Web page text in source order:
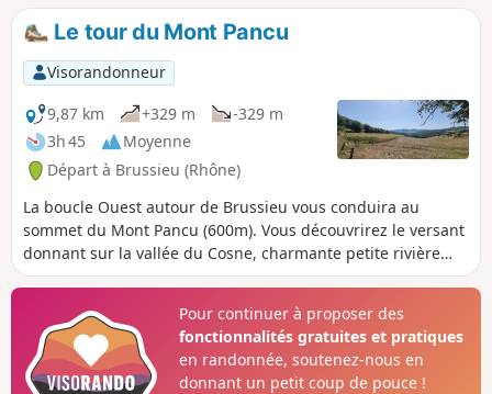
Le tour du Mont Pancu
Visorandonneur
9,87 km
+329 m
-329 m
3h 45
Moyenne
Départ à Brussieu (Rhône)
La boucle Ouest autour de Brussieu vous conduira au
sommet du Mont Pancu (600m). Vous découvrirez le versant
donnant sur la vallée du Cosne, charmante petite rivière
que vous traverserez deux fois et dans la deuxième partie
L'itinéraire est majoritairement sur chemin avec des
passages en forêt. C'est une balade à faire en famille avec
des enfants pas trop petits et bons marcheurs.
Pour continuer à proposer des
fonctionnalités gratuites et pratiques
en randonnée, soutenez-nous en
donnant un petit coup de pouce !